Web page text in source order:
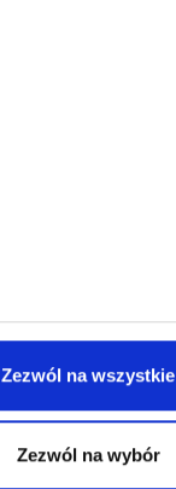
Zezwól na wszystkie
Zezwól na wybór